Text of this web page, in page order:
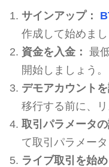
サインアップ：
作成して始めまし
資金を入金： 最
開始しましょう。
デモアカウントを
移行する前に、
取引パラメータの
て取引パラメー
ライブ取引を始め